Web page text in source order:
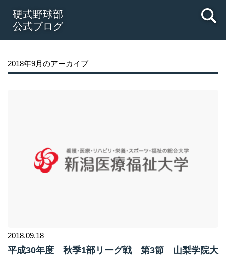
硬式野球部
公式ブログ
2018年9月のアーカイブ
2018.09.18
平成30年度 秋季1部リーグ戦 第3節 山梨学院大